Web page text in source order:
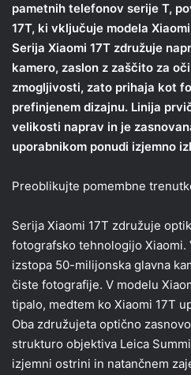
pametnih telefonov serije T,
17T, ki vključuje modela
Serija Xiaomi 17T združuje
kamero, zaslon z zaščito za
zmogljivosti, zato prihaja kot
prefinjenem dizajnu. Linija
velikosti naprav in je
uporabnikom ponudi izjemno
Preoblikujte pomembne
Serija Xiaomi 17T združuje
fotografsko tehnologijo Xiaomi.
izstopa 50-milijonska glavna
čiste fotografije. V modelu
tipalo, medtem ko Xiaomi 17T
Oba združujeta optično
strukturo objektiva Leica
izjemni ostrini in natančnem